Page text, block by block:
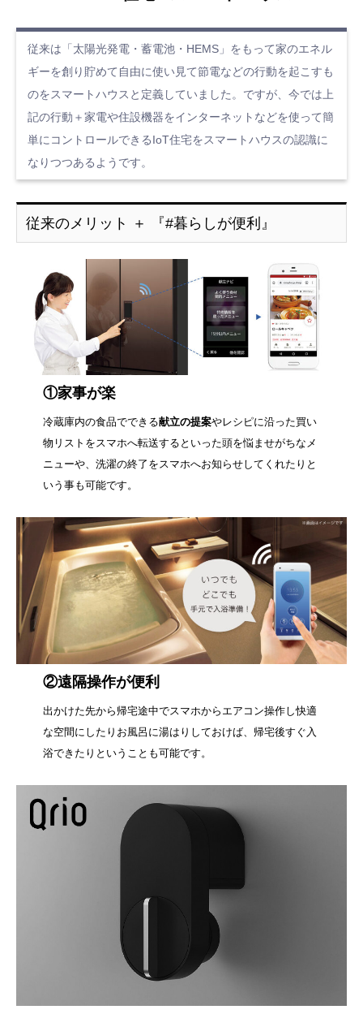
従来は「太陽光発電・蓄電池・HEMS」をもって家のエネル
ギーを創り貯めて自由に使い見て節電などの行動を起こすも
のをスマートハウスと定義していました。ですが、今では上
記の行動＋家電や住設機器をインターネットなどを使って簡
単にコントロールできるIoT住宅をスマートハウスの認識に
なりつつあるようです。
従来のメリット ＋ 『#暮らしが便利』
①家事が楽
冷蔵庫内の食品でできる献立の提案やレシピに沿った買い
物リストをスマホへ転送するといった頭を悩ませがちなメ
ニューや、洗濯の終了をスマホへお知らせしてくれたりと
いう事も可能です。
②遠隔操作が便利
出かけた先から帰宅途中でスマホからエアコン操作し快適
な空間にしたりお風呂に湯はりしておけば、帰宅後すぐ入
浴できたりということも可能です。